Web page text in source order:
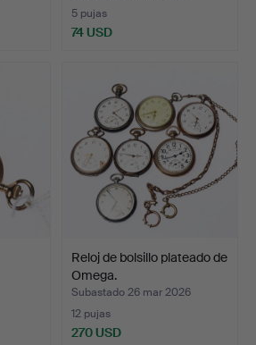
5 pujas
74 USD
Reloj de bolsillo plateado de
Omega.
Subastado 26 mar 2026
12 pujas
270 USD